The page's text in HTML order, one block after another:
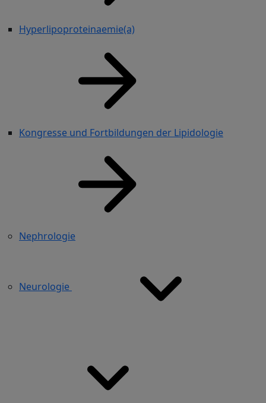
Hyperlipoproteinaemie(a)
Kongresse und Fortbildungen der Lipidologie
Nephrologie
Neurologie